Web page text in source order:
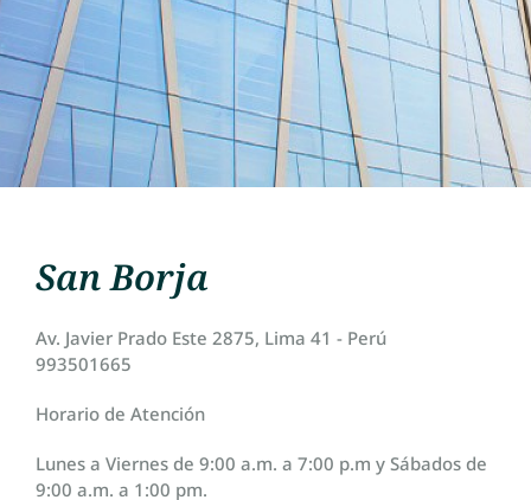
San Borja
Av. Javier Prado Este 2875, Lima 41 - Perú
993501665
Horario de Atención
Lunes a Viernes de 9:00 a.m. a 7:00 p.m y Sábados de
9:00 a.m. a 1:00 pm.